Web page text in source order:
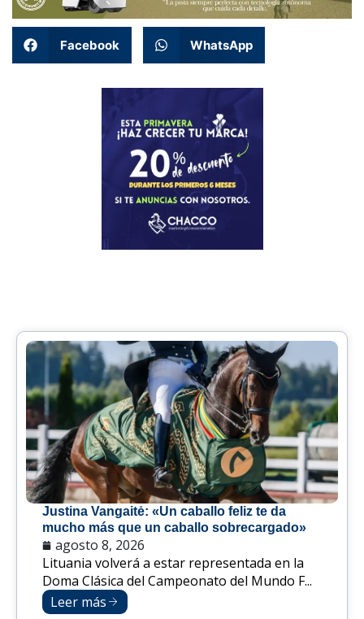
Facebook WhatsApp
Justina Vangaitė: «Un caballo feliz te da
mucho más que un caballo sobrecargado»
agosto 8, 2026
Lituania volverá a estar representada en la
Doma Clásica del Campeonato del Mundo F...
Leer más